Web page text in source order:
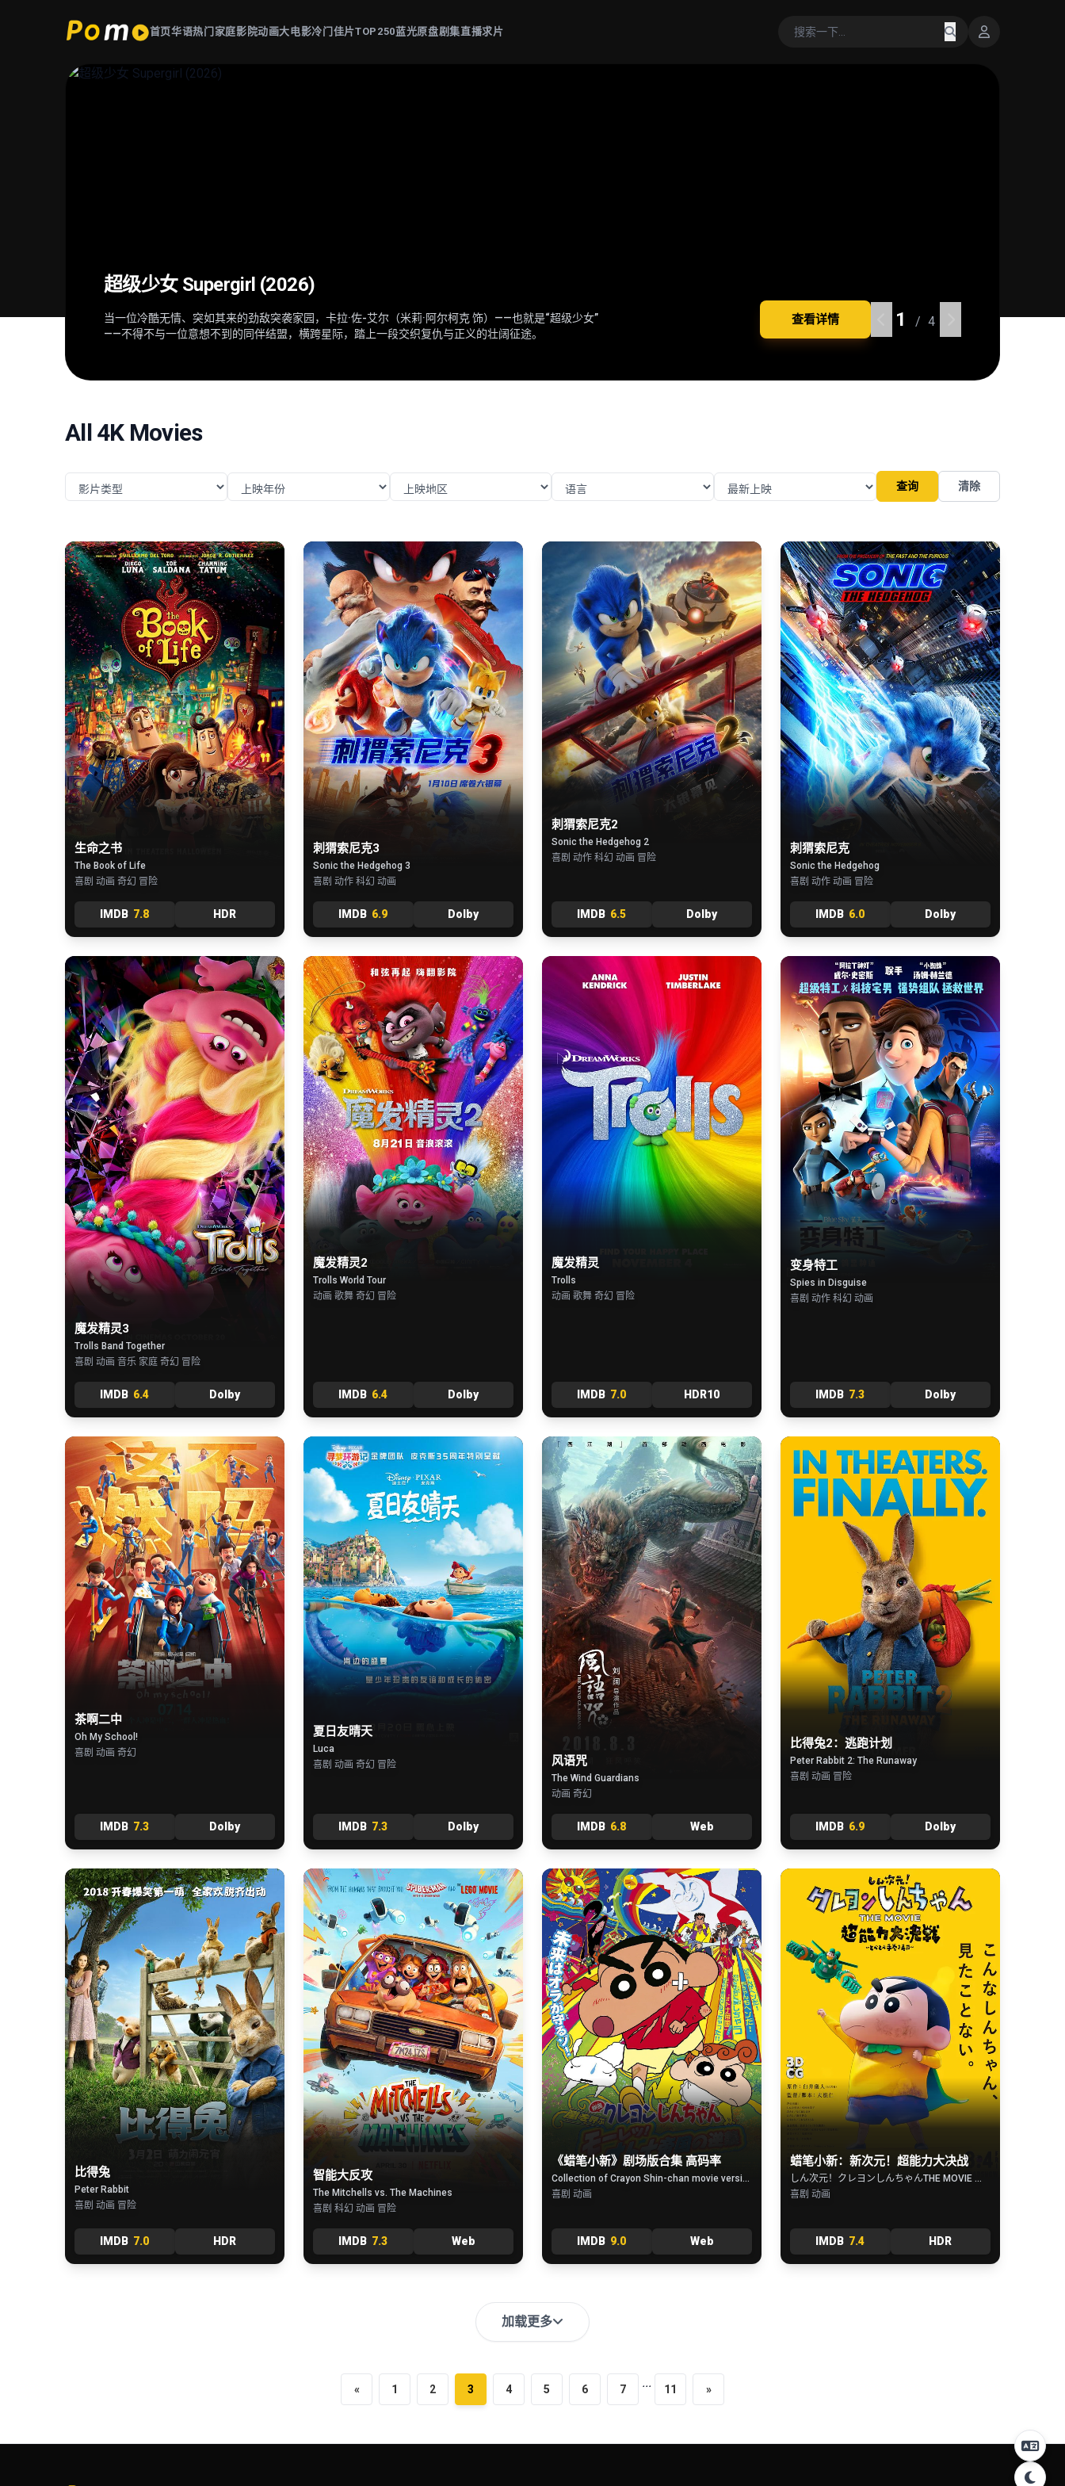
首页华语热门 家庭影院动画大电影冷门佳片TOP250蓝光原盘剧集直播求片
超级少女 Supergirl (2026)
当一位冷酷无情、突如其来的劲敌突袭家园，卡拉·佐-艾尔（米莉·阿尔柯克 饰）——也就是“超级少女”
——不得不与一位意想不到的同伴结盟，横跨星际，踏上一段交织复仇与正义的壮阔征途。
查看详情 1 / 4
后室 Backrooms (2026)
深陷困境的克拉克（切瓦特·埃加福 饰）意外切入名为“后室”的神秘空间，在这里一切物理规则崩塌，
只有漫无边际的黄色房间，没有终点也没有出路。心理医生玛丽（雷娜特·赖因斯夫 饰）为寻回克拉克
查看详情 1 / 4
火遮眼 (2025)
东南亚某处，失语维修工王伟（谢苗 饰）因女儿雨晴（杨恩又 饰）失踪觉醒猎杀本能。他联手寻妻记
者纳文（林科灯 饰）组成生死同盟，在连番血战中死斗黑暗组织打手大块头（黎唯 饰）与嗜血杀手阿
查看详情 1 / 4
(2026)
在秩序动荡的银河系，“最强奶爸”丁·贾伦（佩德罗·帕斯卡 饰）与“银河系萌娃”古古这对非血缘父子并
肩登场。冷峻坚毅的赏金猎人丁·贾伦身披贝斯卡钢甲，凭悍勇战力屡屡从围堵中突围；看似弱小的原
查看详情 1 / 4
All 4K Movies
查询 清除
生命之书
The Book of Life
喜剧 动画 奇幻 冒险
IMDB 7.8 HDR
刺猬索尼克3
Sonic the Hedgehog 3
喜剧 动作 科幻 动画
IMDB 6.9 Dolby
刺猬索尼克2
Sonic the Hedgehog 2
喜剧 动作 科幻 动画 冒险
IMDB 6.5 Dolby
刺猬索尼克
Sonic the Hedgehog
喜剧 动作 动画 冒险
IMDB 6.0 Dolby
魔发精灵3
Trolls Band Together
喜剧 动画 音乐 家庭 奇幻 冒险
IMDB 6.4 Dolby
魔发精灵2
Trolls World Tour
动画 歌舞 奇幻 冒险
IMDB 6.4 Dolby
魔发精灵
Trolls
动画 歌舞 奇幻 冒险
IMDB 7.0 HDR10
变身特工
Spies in Disguise
喜剧 动作 科幻 动画
IMDB 7.3 Dolby
茶啊二中
Oh My School!
喜剧 动画 奇幻
IMDB 7.3 Dolby
夏日友晴天
Luca
喜剧 动画 奇幻 冒险
IMDB 7.3 Dolby
风语咒
The Wind Guardians
动画 奇幻
IMDB 6.8 Web
比得兔2：逃跑计划
Peter Rabbit 2: The Runaway
喜剧 动画 冒险
IMDB 6.9 Dolby
比得兔
Peter Rabbit
喜剧 动画 冒险
IMDB 7.0 HDR
智能大反攻
The Mitchells vs. The Machines
喜剧 科幻 动画 冒险
IMDB 7.3 Web
《蜡笔小新》剧场版合集 高码率
Collection of Crayon Shin-chan movie versions
喜剧 动画
IMDB 9.0 Web
蜡笔小新：新次元！超能力大决战
しん次元！クレヨンしんちゃんTHE MOVIE 超能力大決戦 ～とべとべ手巻き寿司～
喜剧 动画
IMDB 7.4 HDR
加载更多
« 1 2 3 4 5 6 7 ... 11 »